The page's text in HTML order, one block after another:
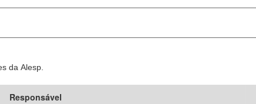
da Alesp.
Responsável